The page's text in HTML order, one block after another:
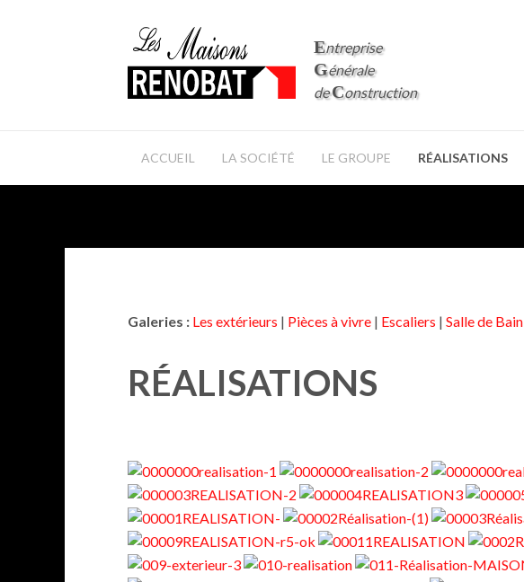
Entreprise
Générale
deConstruction
ACCUEIL LA SOCIÉTÉ LE GROUPE RÉALISATIONS
Galeries : Les extérieurs | Pièces à vivre | Escaliers | Salle de Bain
RÉALISATIONS